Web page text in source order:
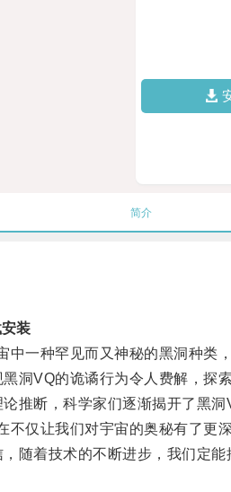
简介
装
一种罕见而又神秘的黑洞种类，
VQ的诡谲行为令人费解，探索
断，科学家们逐渐揭开了黑洞
仅让我们对宇宙的奥秘有了更深
着技术的不断进步，我们定能